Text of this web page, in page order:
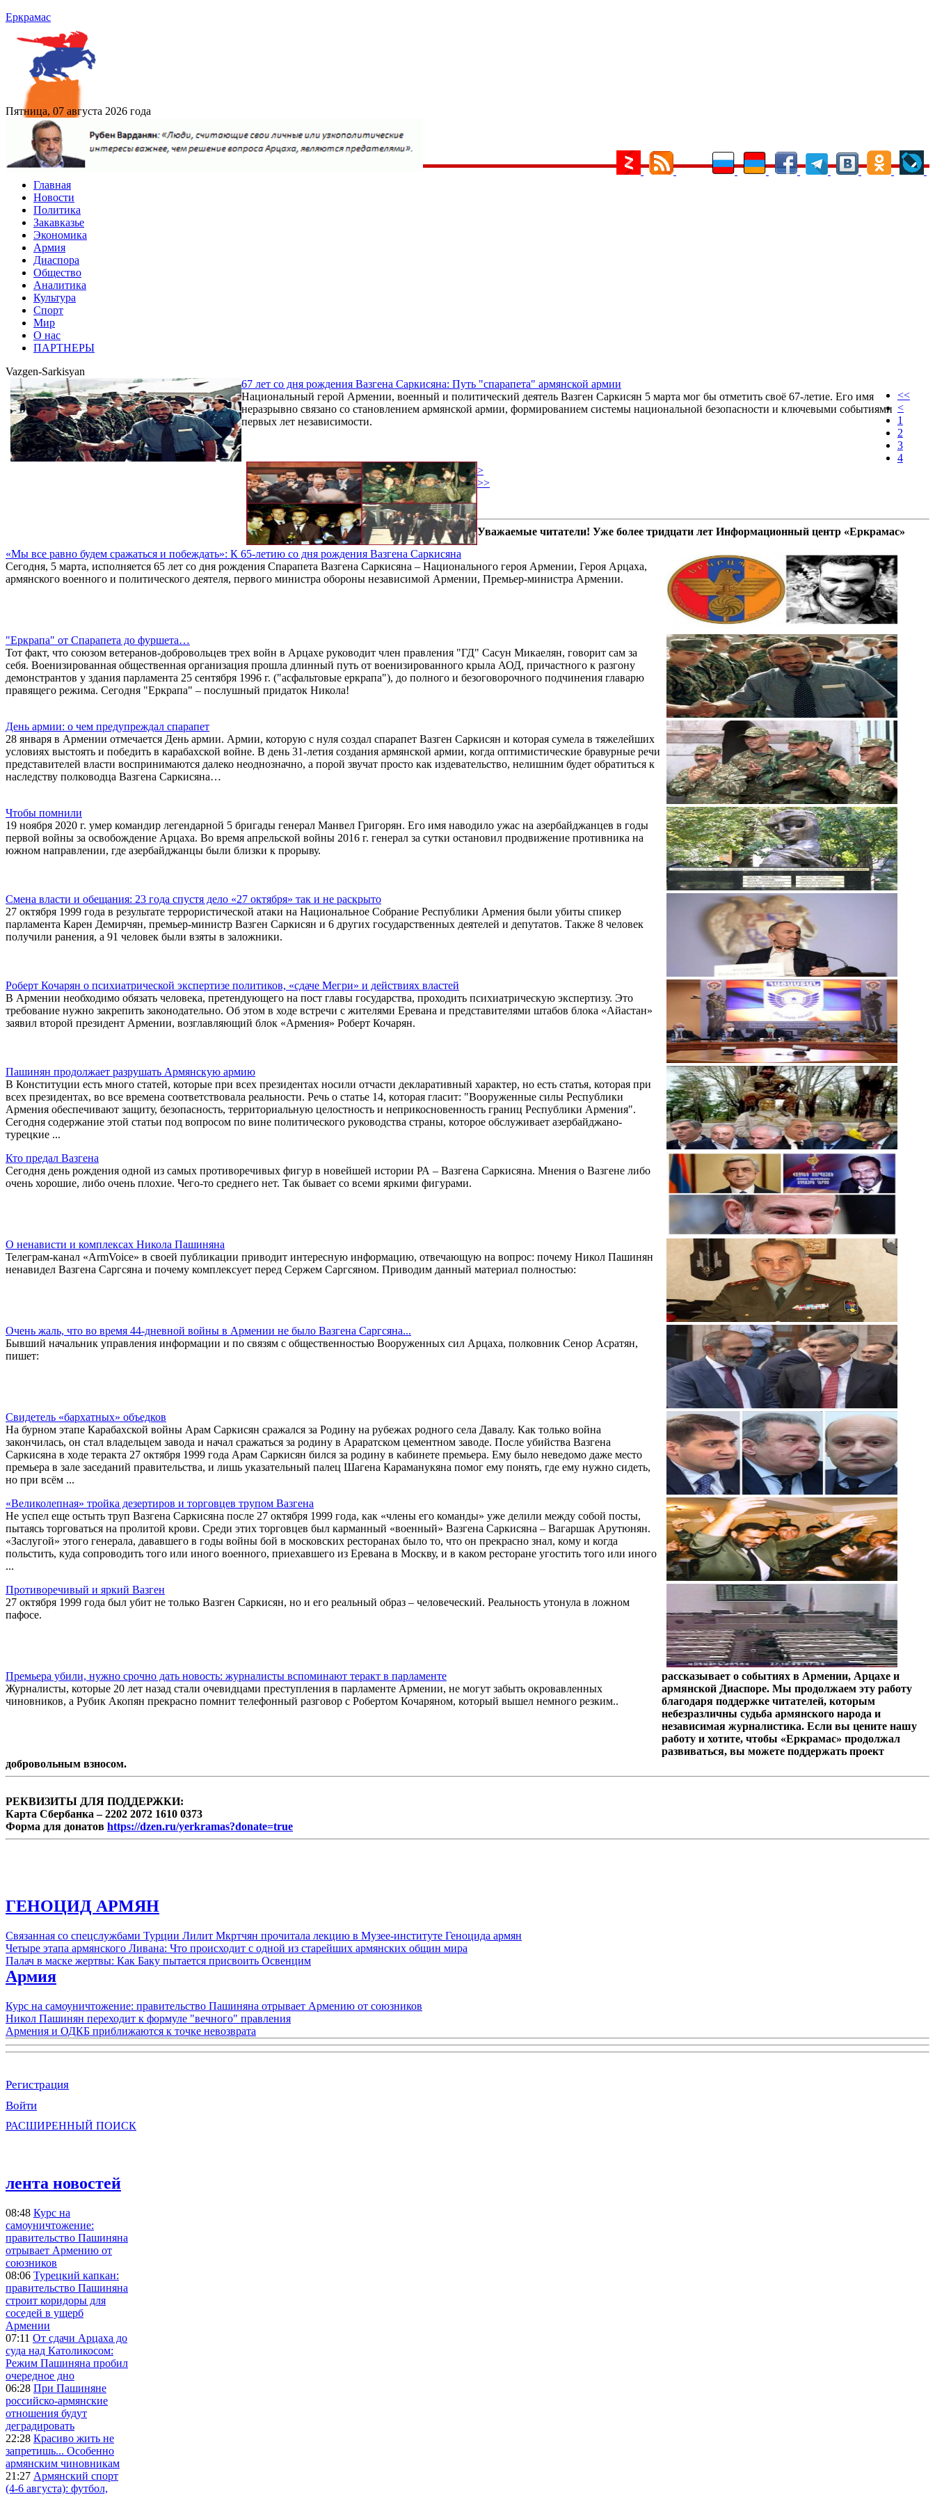
Еркрамас
Пятница, 07 августа 2026 года
Главная
Новости
Политика
Закавказье
Экономика
Армия
Диаспора
Общество
Аналитика
Культура
Спорт
Мир
О нас
ПАРТНЕРЫ
Vazgen-Sarkisyan
67 лет со дня рождения Вазгена Саркисяна: Путь "спарапета" армянской армии
Национальный герой Армении, военный и политический деятель Вазген Саркисян 5 марта мог бы отметить своё 67-летие. Его имя
неразрывно связано со становлением армянской армии, формированием системы национальной безопасности и ключевыми событиями
первых лет независимости.
«Мы все равно будем сражаться и побеждать»: К 65-летию со дня рождения Вазгена Саркисяна
Сегодня, 5 марта, исполняется 65 лет со дня рождения Спарапета Вазгена Саркисяна – Национального героя Армении, Героя Арцаха,
армянского военного и политического деятеля, первого министра обороны независимой Армении, Премьер-министра Армении.
"Еркрапа" от Спарапета до фуршета…
Тот факт, что союзом ветеранов-добровольцев трех войн в Арцахе руководит член правления "ГД" Сасун Микаелян, говорит сам за
себя. Военизированная общественная организация прошла длинный путь от военизированного крыла АОД, причастного к разгону
демонстрантов у здания парламента 25 сентября 1996 г. ("асфальтовые еркрапа"), до полного и безоговорочного подчинения главарю
правящего режима. Сегодня "Еркрапа" – послушный придаток Никола!
День армии: о чем предупреждал спарапет
28 января в Армении отмечается День армии. Армии, которую с нуля создал спарапет Вазген Саркисян и которая сумела в тяжелейших
условиях выстоять и победить в карабахской войне. В день 31-летия создания армянской армии, когда оптимистические бравурные речи
представителей власти воспринимаются далеко неоднозначно, а порой звучат просто как издевательство, нелишним будет обратиться к
наследству полководца Вазгена Саркисяна…
Чтобы помнили
19 ноября 2020 г. умер командир легендарной 5 бригады генерал Манвел Григорян. Его имя наводило ужас на азербайджанцев в годы
первой войны за освобождение Арцаха. Во время апрельской войны 2016 г. генерал за сутки остановил продвижение противника на
южном направлении, где азербайджанцы были близки к прорыву.
Смена власти и обещания: 23 года спустя дело «27 октября» так и не раскрыто
27 октября 1999 года в результате террористической атаки на Национальное Собрание Республики Армения были убиты спикер
парламента Карен Демирчян, премьер-министр Вазген Саркисян и 6 других государственных деятелей и депутатов. Также 8 человек
получили ранения, а 91 человек были взяты в заложники.
Роберт Кочарян о психиатрической экспертизе политиков, «сдаче Мегри» и действиях властей
В Армении необходимо обязать человека, претендующего на пост главы государства, проходить психиатрическую экспертизу. Это
требование нужно закрепить законодательно. Об этом в ходе встречи с жителями Еревана и представителями штабов блока «Айастан»
заявил второй президент Армении, возглавляющий блок «Армения» Роберт Кочарян.
Пашинян продолжает разрушать Армянскую армию
В Конституции есть много статей, которые при всех президентах носили отчасти декларативный характер, но есть статья, которая при
всех президентах, во все времена соответствовала реальности. Речь о статье 14, которая гласит: "Вооруженные силы Республики
Армения обеспечивают защиту, безопасность, территориальную целостность и неприкосновенность границ Республики Армения".
Сегодня содержание этой статьи под вопросом по вине политического руководства страны, которое обслуживает азербайджано-
турецкие ...
Кто предал Вазгена
Сегодня день рождения одной из самых противоречивых фигур в новейшей истории РА – Вазгена Саркисяна. Мнения о Вазгене либо
очень хорошие, либо очень плохие. Чего-то среднего нет. Так бывает со всеми яркими фигурами.
О ненависти и комплексах Никола Пашиняна
Телеграм-канал «ArmVoice» в своей публикации приводит интересную информацию, отвечающую на вопрос: почему Никол Пашинян
ненавидел Вазгена Саргсяна и почему комплексует перед Сержем Саргсяном. Приводим данный материал полностью:
Очень жаль, что во время 44-дневной войны в Армении не было Вазгена Саргсяна...
Бывший начальник управления информации и по связям с общественностью Вооруженных сил Арцаха, полковник Сенор Асратян,
пишет:
Свидетель «бархатных» объедков
На бурном этапе Карабахской войны Арам Саркисян сражался за Родину на рубежах родного села Давалу. Как только война
закончилась, он стал владельцем завода и начал сражаться за родину в Араратском цементном заводе. После убийства Вазгена
Саркисяна в ходе теракта 27 октября 1999 года Арам Саркисян бился за родину в кабинете премьера. Ему было неведомо даже место
премьера в зале заседаний правительства, и лишь указательный палец Шагена Караманукяна помог ему понять, где ему нужно сидеть,
но при всём ...
«Великолепная» тройка дезертиров и торговцев трупом Вазгена
Не успел еще остыть труп Вазгена Саркисяна после 27 октября 1999 года, как «члены его команды» уже делили между собой посты,
пытаясь торговаться на пролитой крови. Среди этих торговцев был карманный «военный» Вазгена Саркисяна – Вагаршак Арутюнян.
«Заслугой» этого генерала, дававшего в годы войны бой в московских ресторанах было то, что он прекрасно знал, кому и когда
польстить, куда сопроводить того или иного военного, приехавшего из Еревана в Москву, и в каком ресторане угостить того или иного
...
Противоречивый и яркий Вазген
27 октября 1999 года был убит не только Вазген Саркисян, но и его реальный образ – человеческий. Реальность утонула в ложном
пафосе.
Премьера убили, нужно срочно дать новость: журналисты вспоминают теракт в парламенте
Журналисты, которые 20 лет назад стали очевидцами преступления в парламенте Армении, не могут забыть окровавленных
чиновников, а Рубик Акопян прекрасно помнит телефонный разговор с Робертом Кочаряном, который вышел немного резким..
<<
<
1
2
3
4
>
>>
Уважаемые читатели! Уже более тридцати лет Информационный центр «Еркрамас»
рассказывает о событиях в Армении, Арцахе и
армянской Диаспоре. Мы продолжаем эту работу
благодаря поддержке читателей, которым
небезразличны судьба армянского народа и
независимая журналистика. Если вы цените нашу
работу и хотите, чтобы «Еркрамас» продолжал
развиваться, вы можете поддержать проект
добровольным взносом.
РЕКВИЗИТЫ ДЛЯ ПОДДЕРЖКИ:
Карта Сбербанка – 2202 2072 1610 0373
Форма для донатов https://dzen.ru/yerkramas?donate=true
ГЕНОЦИД АРМЯН
Связанная со спецслужбами Турции Лилит Мкртчян прочитала лекцию в Музее-институте Геноцида армян
Четыре этапа армянского Ливана: Что происходит с одной из старейших армянских общин мира
Палач в маске жертвы: Как Баку пытается присвоить Освенцим
Армия
Курс на самоуничтожение: правительство Пашиняна отрывает Армению от союзников
Никол Пашинян переходит к формуле "вечного" правления
Армения и ОДКБ приближаются к точке невозврата
Регистрация
Войти
РАСШИРЕННЫЙ ПОИСК
лента новостей
08:48 Курс на
самоуничтожение:
правительство Пашиняна
отрывает Армению от
союзников
08:06 Турецкий капкан:
правительство Пашиняна
строит коридоры для
соседей в ущерб
Армении
07:11 От сдачи Арцаха до
суда над Католикосом:
Режим Пашиняна пробил
очередное дно
06:28 При Пашиняне
российско-армянские
отношения будут
деградировать
22:28 Красиво жить не
запретишь... Особенно
армянским чиновникам
21:27 Армянский спорт
(4-6 августа): футбол,